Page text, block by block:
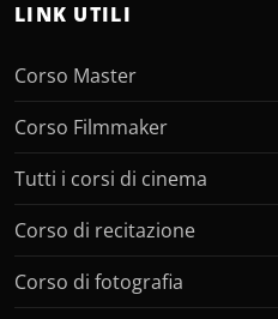
LINK UTILI
Corso Master
Corso Filmmaker
Tutti i corsi di cinema
Corso di recitazione
Corso di fotografia